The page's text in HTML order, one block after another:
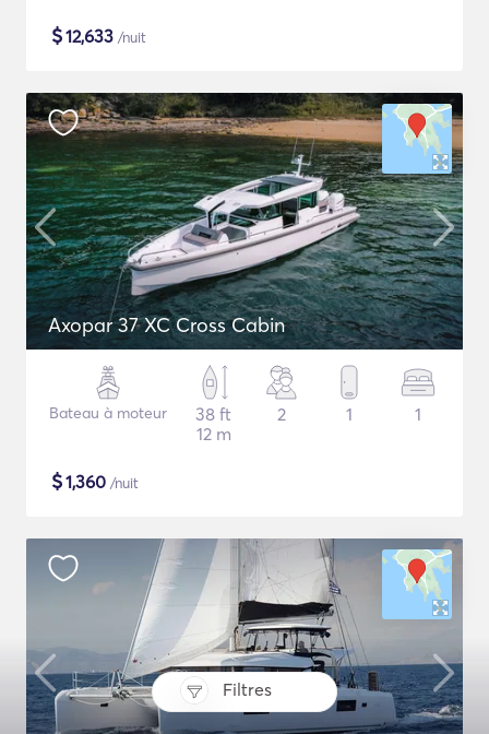
Filtres
$12,633 /nuit
Axopar 37 XC Cross Cabin
Bateau à moteur
38 ft
12 m
2 1 1
$1,360 /nuit